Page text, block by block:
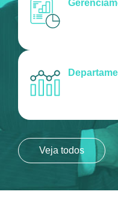
Veja todos